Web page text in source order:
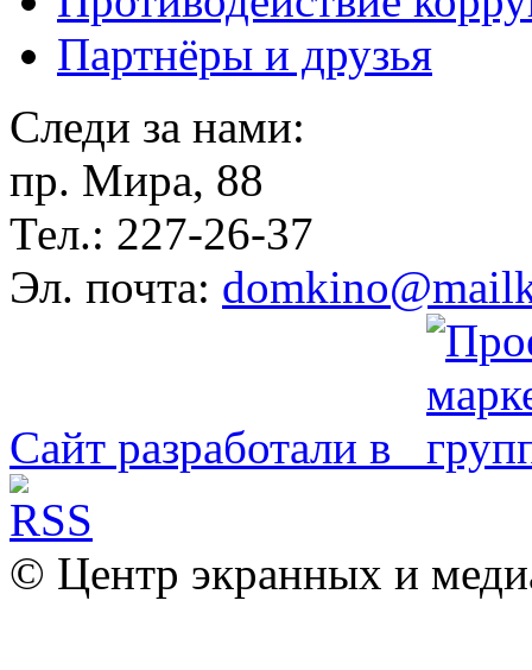
Партнёры и друзья
Следи за нами:
пр. Мира, 88
Тел.: 227-26-37
Эл. почта:
Сайт разработали в
© Центр экранных и